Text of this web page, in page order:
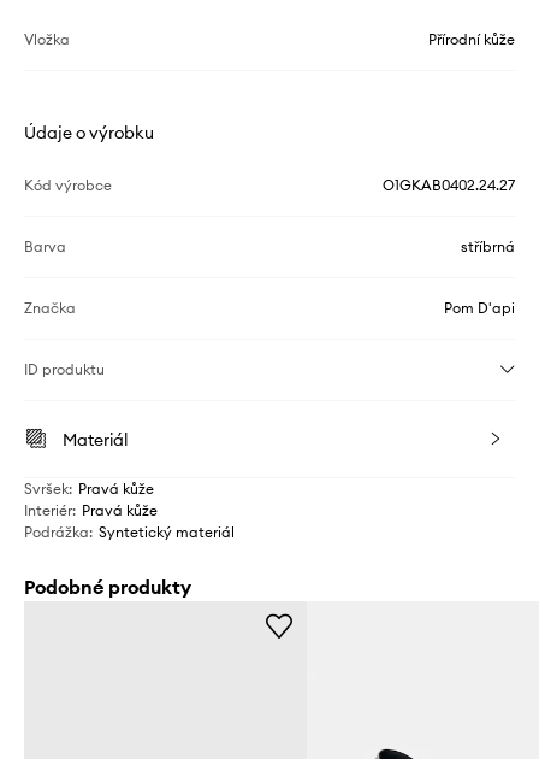
Vložka Přírodní kůže
Údaje o výrobku
Kód výrobce O1GKAB0402.24.27
Barva stříbrná
Značka Pom D'api
ID produktu
Materiál
Svršek: Pravá kůže
Interiér: Pravá kůže
Podrážka: Syntetický materiál
Podobné produkty